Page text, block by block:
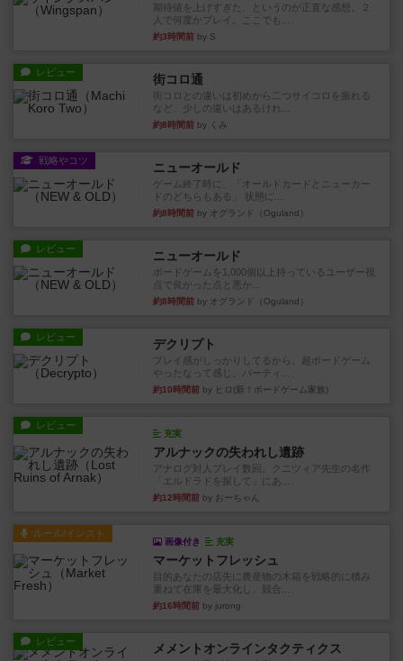
期待値を上げすぎた、というのが正直な感想。２
人で何度かプレイ。ここでも...
約3時間前 by S
レビュー 街コロ通
街コロとの違いは初めから二つサイコロを振れる
など、少しの違いはあるけれ...
約8時間前 by くみ
戦略やコツ ニューオールド
ゲーム終了時に、「オールドカードとニューカー
ドのどちらもある」 状態に...
約8時間前 by オグランド（Oguland）
レビュー ニューオールド
ボードゲームを1,000個以上持っているユーザー視
点で良かった点と悪か...
約8時間前 by オグランド（Oguland）
レビュー デクリプト
プレイ感がしっかりしてるから、超ボードゲーム
やったなって感じ。パーティ...
約10時間前 by ヒロ(新！ボードゲーム家族)
レビュー
充実
アルナックの失われし遺跡
アナログ対人プレイ数回。クニツィア先生の名作
「エルドラドを探して」にあ...
約12時間前 by おーちゃん
ルール/インスト
画像付き 充実
マーケットフレッシュ
目的あなたの店先に農産物の木箱を戦略的に積み
重ねて在庫を最大化し、競合...
約16時間前 by jurong
レビュー メメントオンラインタクティクス